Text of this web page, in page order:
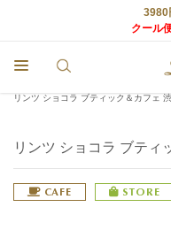
3980
クール
リンツ ショコラ ブティック＆カフェ
リンツ ショコラ ブティ
CAFE STORE